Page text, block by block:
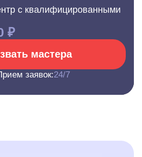
с квалифицированными
₽
мастера
заявок:24/7